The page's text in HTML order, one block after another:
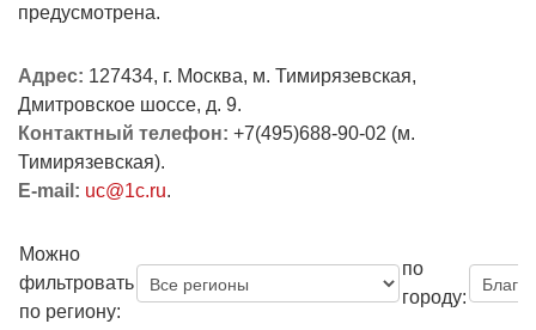
предусмотрена.
Адрес: 127434, г. Москва, м. Тимирязевская,
Дмитровское шоссе, д. 9.
Контактный телефон: +7(495)688-90-02 (м.
Тимирязевская).
E-mail: uc@1c.ru.
Можно
фильтровать
по региону:
по
городу: